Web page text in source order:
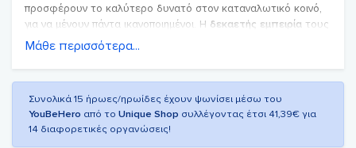
προσφέρουν το καλύτερο δυνατό στον καταναλωτικό κοινό,
για να μένουν πάντα ικανοποιημένοι. Η δεκαετής εμπειρία τους
στο χώρο του εμπορίου, αποδεικνύουν την μεγάλη τους
ανάπτυξη και την εμπιστοσύνη που δείχνουν οι πελάτες στην
Uniqueshop.gr
προϊόντα με αριθμό που ξεπερνούν τα 10000
συνεχώς ανανεώνονται και αναβαθμίζονται.
Μάθε περισσότερα...
Συνολικά 15 ήρωες/ηρωίδες έχουν ψωνίσει μέσω του
YouBeHero από το Unique Shop συλλέγοντας έτσι 41,39€ για
14 διαφορετικές οργανώσεις!